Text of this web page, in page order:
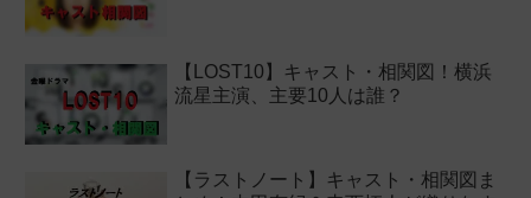
【LOST10】キャスト・相関図！横浜
流星主演、主要10人は誰？
【ラストノート】キャスト・相関図ま